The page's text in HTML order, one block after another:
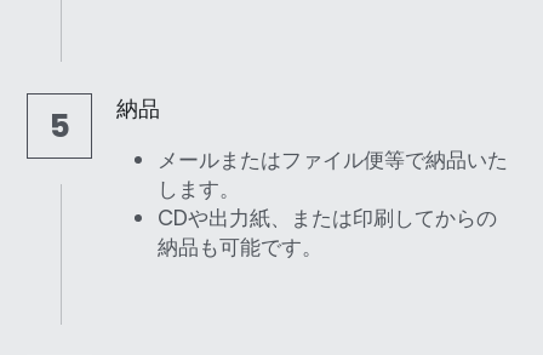
5 納品
メールまたはファイル便等で納品いた
します。
CDや出力紙、または印刷してからの
納品も可能です。